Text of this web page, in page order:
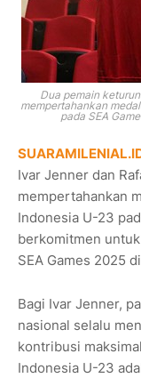
Dua pemain
mempertahankan
pada SEA
Ivar Jenner dan
mempertahankan
Indonesia U-23
berkomitmen
SEA Games 2025
Bagi Ivar Jenner,
nasional selalu
kontribusi
Indonesia U-23